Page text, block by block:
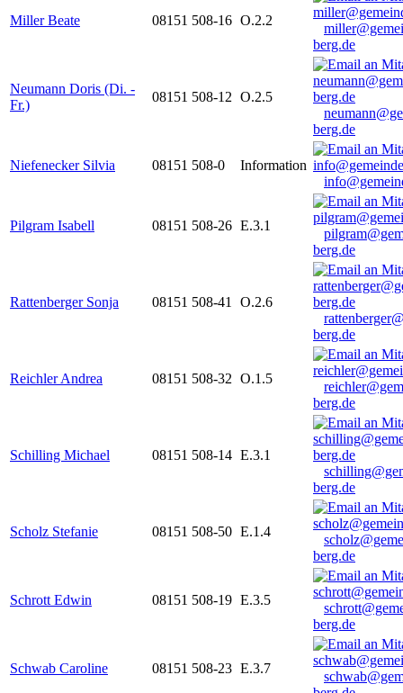
Miller Beate 08151 508-16 O.2.2
berg.de
Neumann Doris (Di. -
Fr.)
08151 508-12 O.2.5
berg.de
Niefenecker Silvia 08151 508-0
Information
Pilgram Isabell 08151 508-26 E.3.1
berg.de
Rattenberger Sonja 08151 508-41
O.2.6
berg.de
Reichler Andrea 08151 508-32 O.1.5
berg.de
Schilling Michael 08151 508-14 E.3.1
berg.de
Scholz Stefanie 08151 508-50 E.1.4
berg.de
Schrott Edwin 08151 508-19 E.3.5
berg.de
Schwab Caroline 08151 508-23 E.3.7